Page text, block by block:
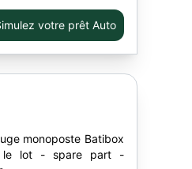
votre prêt Auto
monoposte Batibox
le lot - spare part -